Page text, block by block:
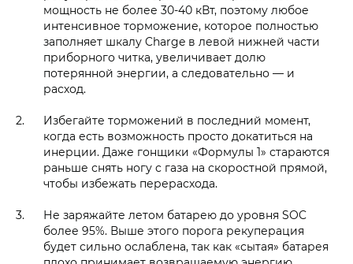
мощность не более 30-40 кВт, поэтому любое
интенсивное торможение, которое полностью
заполняет шкалу Charge в левой нижней части
приборного читка, увеличивает долю
потерянной энергии, а следовательно — и
расход.
Избегайте торможений в последний момент,
когда есть возможность просто докатиться на
инерции. Даже гонщики «Формулы 1» стараются
раньше снять ногу с газа на скоростной прямой,
чтобы избежать перерасхода.
Не заряжайте летом батарею до уровня SOC
более 95%. Выше этого порога рекуперация
будет сильно ослаблена, так как «сытая» батарея